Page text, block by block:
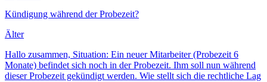
Kündigung während der Probezeit?
Älter
Hallo zusammen, Situation: Ein neuer Mitarbeiter (Probezeit 6
Monate) befindet sich noch in der Probezeit. Ihm soll nun während
dieser Probezeit gekündigt werden. Wie stellt sich die rechtliche Lag